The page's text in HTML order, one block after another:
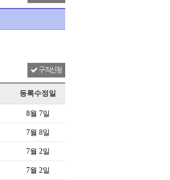
구직신청
등록수정일
8월 7일
7월 8일
7월 2일
7월 2일